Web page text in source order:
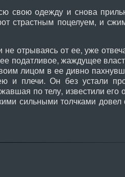
свою одежду и снова
страстным поцелуем, и
отрываясь от ее, уже
податливое, жаждущее
лицом в ее дивно
и плечи. Он без устали
по телу, известили его
сильными толчками